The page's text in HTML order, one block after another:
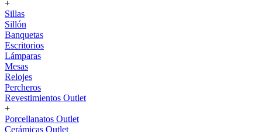
+
Sillas
Sillón
Banquetas
Escritorios
Lámparas
Mesas
Relojes
Percheros
Revestimientos Outlet
+
Porcellanatos Outlet
Cerámicas Outlet